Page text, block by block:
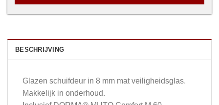
BESCHRIJVING
Glazen schuifdeur in 8 mm mat veiligheidsglas.
Makkelijk in onderhoud.